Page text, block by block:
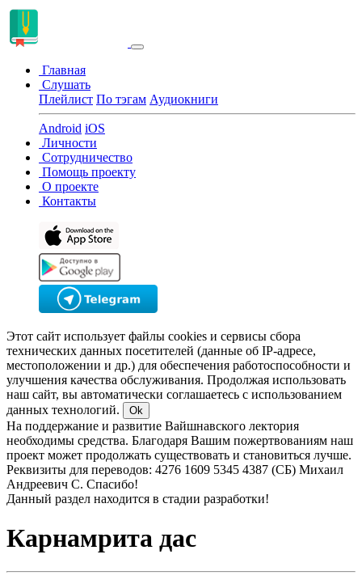
Главная
Слушать
Плейлист По тэгам Аудиокниги
Android iOS
Личности
Сотрудничество
Помощь проекту
О проекте
Контакты
Этот сайт использует файлы cookies и сервисы сбора
технических данных посетителей (данные об IP-адресе,
местоположении и др.) для обеспечения работоспособности и
улучшения качества обслуживания. Продолжая использовать
наш сайт, вы автоматически соглашаетесь с использованием
данных технологий.
Ok
На поддержание и развитие Вайшнавского лектория
необходимы средства. Благодаря Вашим пожертвованиям наш
проект может продолжать существовать и становиться лучше.
Реквизиты для переводов: 4276 1609 5345 4387 (СБ) Михаил
Андреевич С. Спасибо!
Данный раздел находится в стадии разработки!
Карнамрита дас